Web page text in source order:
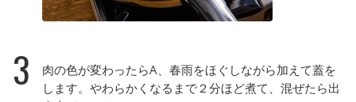
3
肉の色が変わったらA、春雨をほぐしながら加えて蓋を
します。やわらかくなるまで２分ほど煮て、混ぜたら出